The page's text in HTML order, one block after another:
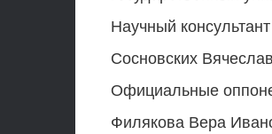
Научный
Сосновских
Официальные
Филякова Вера